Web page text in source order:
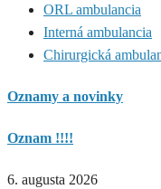
ORL ambulancia
Interná ambulancia
Chirurgická
Oznamy a novinky
Oznam !!!!
6. augusta 2026